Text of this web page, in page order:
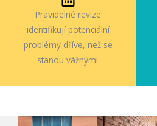
Pravidelné revize
identifikují potenciální
problémy dříve, než se
stanou vážnými.